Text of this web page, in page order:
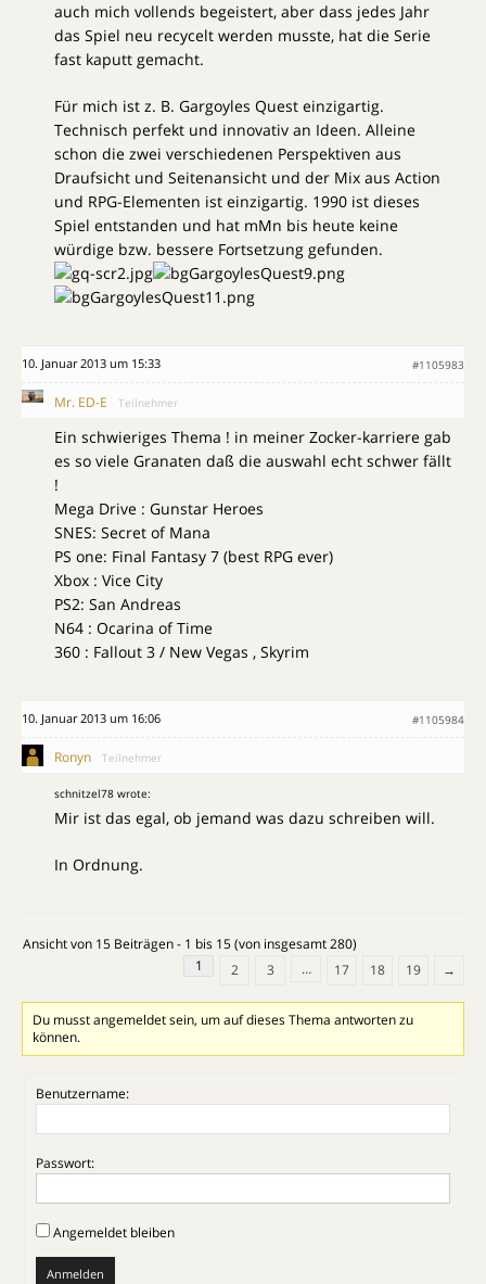
auch mich vollends begeistert, aber dass jedes Jahr
das Spiel neu recycelt werden musste, hat die Serie
fast kaputt gemacht.
Für mich ist z. B. Gargoyles Quest einzigartig.
Technisch perfekt und innovativ an Ideen. Alleine
schon die zwei verschiedenen Perspektiven aus
Draufsicht und Seitenansicht und der Mix aus Action
und RPG-Elementen ist einzigartig. 1990 ist dieses
Spiel entstanden und hat mMn bis heute keine
würdige bzw. bessere Fortsetzung gefunden.
10. Januar 2013 um 15:33 #1105983
Mr. ED-E Teilnehmer
Ein schwieriges Thema ! in meiner Zocker-karriere gab
es so viele Granaten daß die auswahl echt schwer fällt
!
Mega Drive : Gunstar Heroes
SNES: Secret of Mana
PS one: Final Fantasy 7 (best RPG ever)
Xbox : Vice City
PS2: San Andreas
N64 : Ocarina of Time
360 : Fallout 3 / New Vegas , Skyrim
10. Januar 2013 um 16:06 #1105984
Ronyn Teilnehmer
schnitzel78 wrote:
Mir ist das egal, ob jemand was dazu schreiben will.
In Ordnung.
Ansicht von 15 Beiträgen - 1 bis 15 (von insgesamt 280)
1
2 3 … 17 18 19 →
Du musst angemeldet sein, um auf dieses Thema antworten zu
können.
Benutzername:
Passwort:
Angemeldet bleiben
Anmelden